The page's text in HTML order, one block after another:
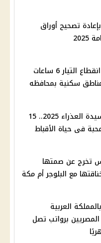
تصحيح أوراق
الكهرباء تعلن عن انقطاع التيار 6 ساعات
سكنية بمحافظه
موعد بدء صوم السيدة العذراء 2025.. 15
فى حياة الأقباط
تخرج عن صمتها
مع البلوجر أم مكة
العربية
برواتب تصل